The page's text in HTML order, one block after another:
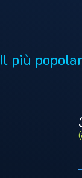
Il più